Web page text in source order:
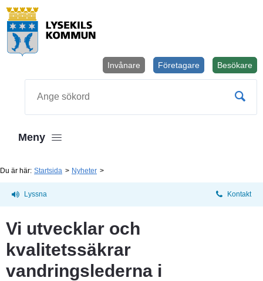
Besökare
Företagare
Invånare
Meny
Du är här: Startsida Nyheter
Lyssna Kontakt
Vi utvecklar och
kvalitetssäkrar
vandringslederna i